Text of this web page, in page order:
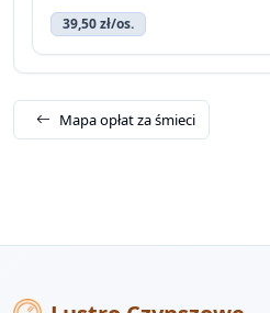
39,50 zł/os.
Mapa opłat za śmieci